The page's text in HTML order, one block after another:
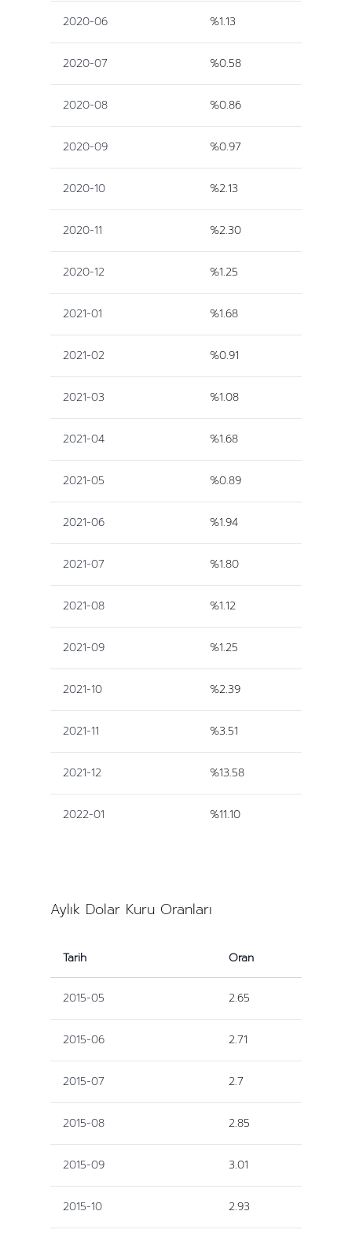
2020-06 %1.13
2020-07 %0.58
2020-08 %0.86
2020-09 %0.97
2020-10 %2.13
2020-11 %2.30
2020-12 %1.25
2021-01 %1.68
2021-02 %0.91
2021-03 %1.08
2021-04 %1.68
2021-05 %0.89
2021-06 %1.94
2021-07 %1.80
2021-08 %1.12
2021-09 %1.25
2021-10 %2.39
2021-11 %3.51
2021-12 %13.58
2022-01 %11.10
Aylık Dolar Kuru Oranları
Tarih Oran
2015-05 2.65
2015-06 2.71
2015-07 2.7
2015-08 2.85
2015-09 3.01
2015-10 2.93